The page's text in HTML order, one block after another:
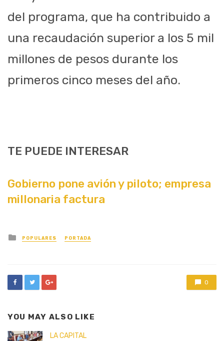
del programa, que ha contribuido a
una recaudación superior a los 5 mil
millones de pesos durante los
primeros cinco meses del año.
TE PUEDE INTERESAR
Gobierno pone avión y piloto; empresa
millonaria factura
Posted
in
POPULARES PORTADA
0
YOU MAY ALSO LIKE
LA CAPITAL